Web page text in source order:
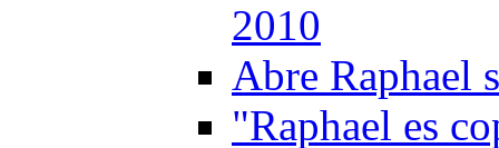
2010
Abre Raphael
"Raphael es